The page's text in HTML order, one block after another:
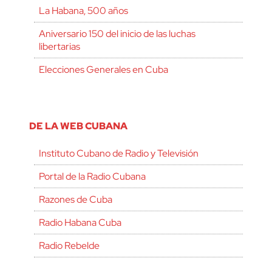
La Habana, 500 años
Aniversario 150 del inicio de las luchas
libertarias
Elecciones Generales en Cuba
DE LA WEB CUBANA
Instituto Cubano de Radio y Televisión
Portal de la Radio Cubana
Razones de Cuba
Radio Habana Cuba
Radio Rebelde